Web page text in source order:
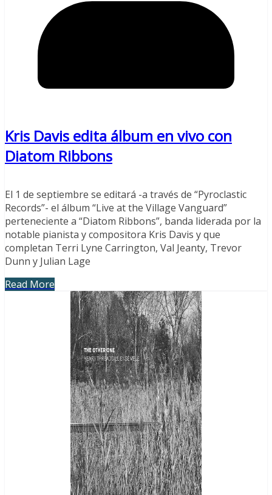
Kris Davis edita álbum en vivo con
Diatom Ribbons
El 1 de septiembre se editará -a través de “Pyroclastic
Records”- el álbum “Live at the Village Vanguard”
perteneciente a “Diatom Ribbons”, banda liderada por la
notable pianista y compositora Kris Davis y que
completan Terri Lyne Carrington, Val Jeanty, Trevor
Dunn y Julian Lage
Read More